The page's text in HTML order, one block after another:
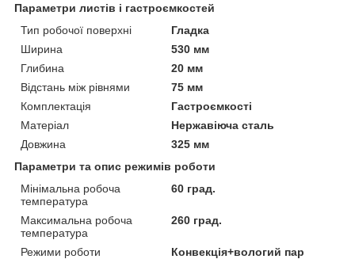
Параметри листів і гастроємкостей
Тип робочої поверхні
Гладка
Ширина
530 мм
Глибина
20 мм
Відстань між рівнями
75 мм
Комплектація
Гастроємкості
Матеріал
Нержавіюча сталь
Довжина
325 мм
Параметри та опис режимів роботи
Мінімальна робоча
температура
60 град.
Максимальна робоча
температура
260 град.
Режими роботи
Конвекція+вологий пар